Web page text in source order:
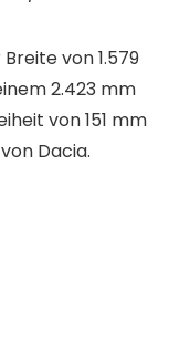
von 1.579
2.423 mm
von 151 mm
Dacia.